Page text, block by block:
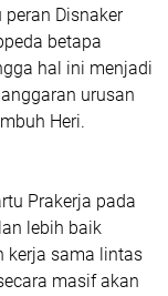
Disnaker
betapa
hal ini menjadi
urusan
Heri.
Prakerja pada
lebih baik
kerja sama lintas
masif akan